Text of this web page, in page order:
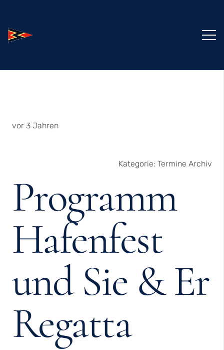
vor 3 Jahren
Kategorie: Termine Archiv
Programm
Hafenfest
und Sie & Er
Regatta